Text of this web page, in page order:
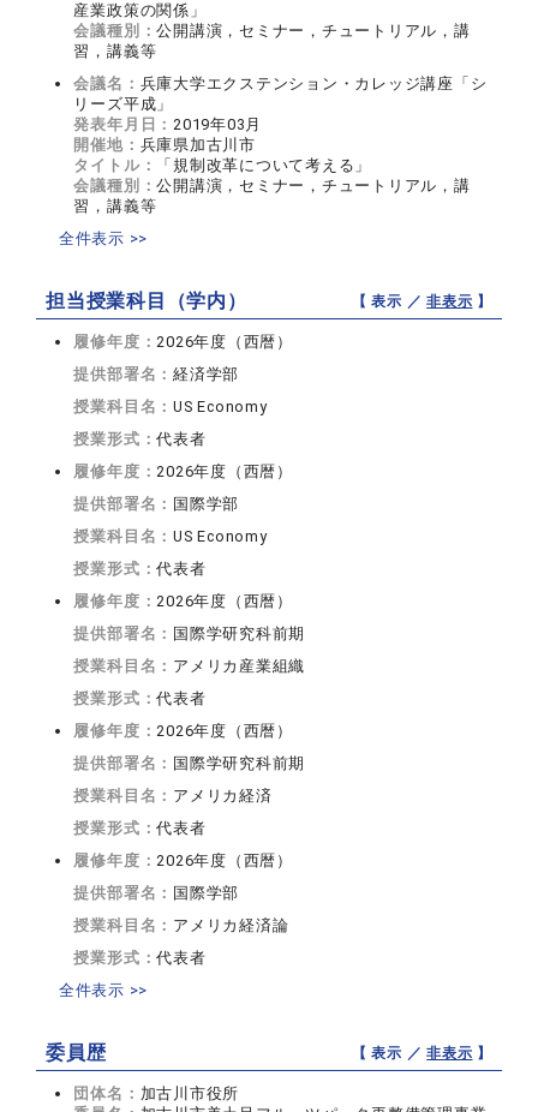
産業政策の関係」
会議種別：公開講演，セミナー，チュートリアル，講
習，講義等
会議名： 兵庫大学エクステンション・カレッジ講座「シ
リーズ平成」
発表年月日：2019年03月
開催地： 兵庫県加古川市
タイトル：
「規制改革について考える」
会議種別：公開講演，セミナー，チュートリアル，講
習，講義等
全件表示 >>
担当授業科目（学内） 【 表示 ／非表示 】
履修年度：2026年度（西暦）
提供部署名：経済学部
授業科目名：US Economy
授業形式：代表者
履修年度：2026年度（西暦）
提供部署名： 国際学部
授業科目名：US Economy
授業形式：代表者
履修年度：2026年度（西暦）
提供部署名： 国際学研究科前期
授業科目名： アメリカ産業組織
授業形式：代表者
履修年度：2026年度（西暦）
提供部署名： 国際学研究科前期
授業科目名： アメリカ経済
授業形式：代表者
履修年度：2026年度（西暦）
提供部署名： 国際学部
授業科目名： アメリカ経済論
授業形式：代表者
全件表示 >>
委員歴 【 表示 ／非表示 】
団体名： 加古川市役所